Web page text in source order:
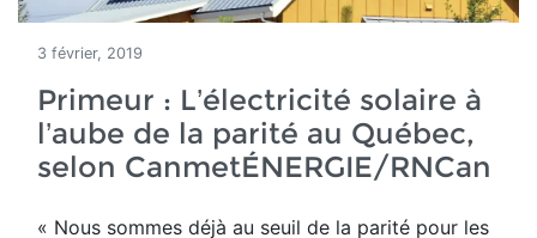
3 février, 2019
Primeur : L’électricité solaire à
l’aube de la parité au Québec,
selon CanmetÉNERGIE/RNCan
« Nous sommes déjà au seuil de la parité pour les